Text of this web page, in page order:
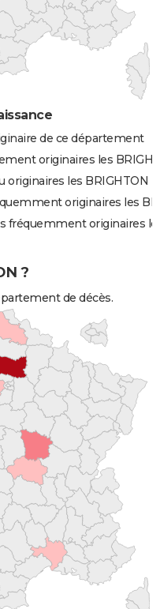
de ce département
originaires les
les BRIGHTON
originaires les
fréquemment originaires
?
de décès.